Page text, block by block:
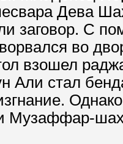
Дева
заговор. С
во
взошел
стал
Музаффар-шах